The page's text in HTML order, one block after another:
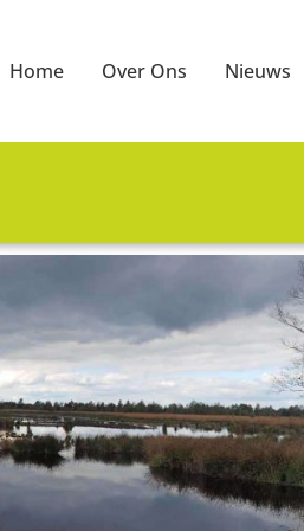
Home Over Ons Nieuws